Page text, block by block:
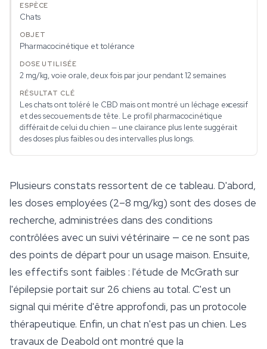
Chats
Pharmacocinétique et tolérance
2 mg/kg, voie orale, deux fois par jour pendant 12 semaines
Les chats ont toléré le CBD mais ont montré un léchage excessif
et des secouements de tête. Le profil pharmacocinétique
différait de celui du chien — une clairance plus lente suggérait
des doses plus faibles ou des intervalles plus longs.
Plusieurs constats ressortent de ce tableau. D'abord,
les doses employées (2–8 mg/kg) sont des doses de
recherche, administrées dans des conditions
contrôlées avec un suivi vétérinaire — ce ne sont pas
des points de départ pour un usage maison. Ensuite,
les effectifs sont faibles : l'étude de McGrath sur
l'épilepsie portait sur 26 chiens au total. C'est un
signal qui mérite d'être approfondi, pas un protocole
thérapeutique. Enfin, un chat n'est pas un chien. Les
travaux de Deabold ont montré que la